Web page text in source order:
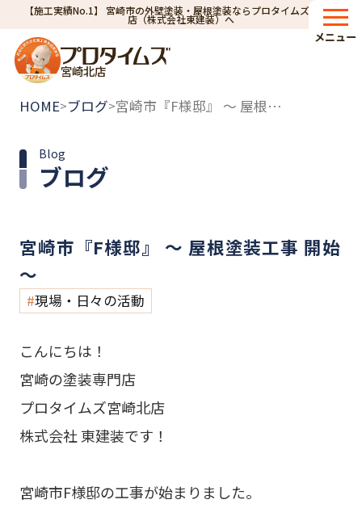
【施工実績No.1】 宮崎市の外壁塗装・屋根塗装ならプロタイムズ宮崎北
店（株式会社東建装）へ
宮崎北店
メニュー
HOME>ブログ> 宮崎市『F様邸』 ～ 屋根塗装工事 開始 ～
ブログ
Blog
宮崎市『F様邸』 ～ 屋根塗装工事 開始
～
現場・日々の活動
こんにちは！
宮崎の塗装専門店
プロタイムズ宮崎北店
株式会社 東建装です！
宮崎市F様邸の工事が始まりました。